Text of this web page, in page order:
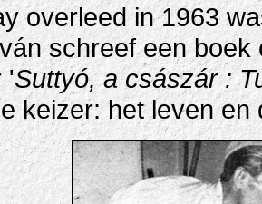
overleed in 1963
schreef een
'Suttyó, a császár :
keizer: het leven